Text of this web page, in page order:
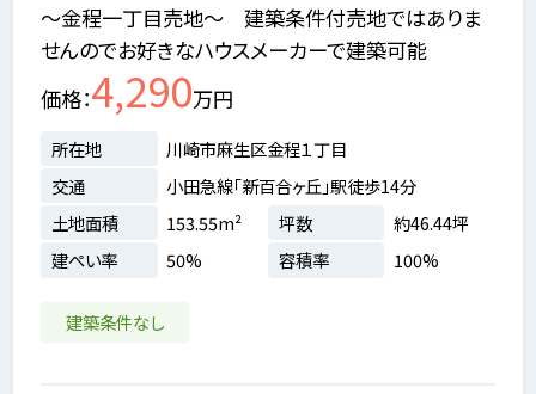
～金程一丁目売地～ 建築条件付売地ではありま
せんのでお好きなハウスメーカーで建築可能
価格 4,290万円
所在地
川崎市麻生区金程１丁目
交通
小田急線「新百合ヶ丘」駅徒歩14分
土地面積
153.55m² 坪数
約46.44坪
建ぺい率
50% 容積率 100%
建築条件なし